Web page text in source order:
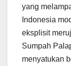
yang
Indonesia
eksplisit
Sumpah
menyatukan